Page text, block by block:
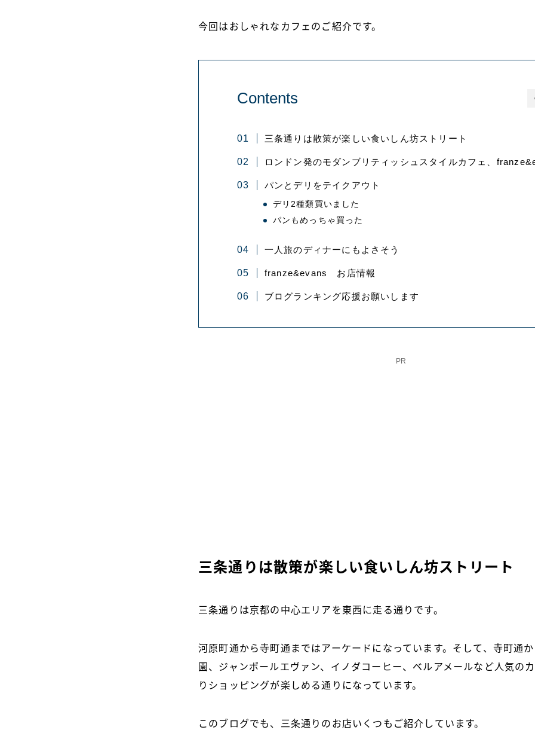
今回はおしゃれなカフェのご紹介です。
Contents
三条通りは散策が楽しい食いしん坊ストリート
ロンドン発のモダンブリティッシュスタイルカフェ、
パンとデリをテイクアウト
デリ2種類買いました
パンもめっちゃ買った
一人旅のディナーにもよさそう
franze&evans お店情報
ブログランキング応援お願いします
PR
三条通りは散策が楽しい食いしん坊ストリート
三条通りは京都の中心エリアを東西に走る通りです。
河原町通から寺町通まではアーケードになっています。そして、寺町通
園、ジャンポールエヴァン、イノダコーヒー、ベルアメールなど人気の
りショッピングが楽しめる通りになっています。
このブログでも、三条通りのお店いくつもご紹介しています。